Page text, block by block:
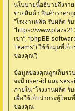
นโบบายนี้อธิบายถึงรา
ขายสินค้า สินค้าราคาถูก
“โรงงานผลิต รับผลิต
“https://
เขา”, “phpBB
Teams”) ใช้ข้อมูลที่เก็
ของคุณ”)
ข้อมูลของคุณถูกเก็บรว
จะมี user-id และ
ภายใน “โรงงานผลิต
เพื่อใช้เก็บว่ากระทู้ไห
ของคุณ